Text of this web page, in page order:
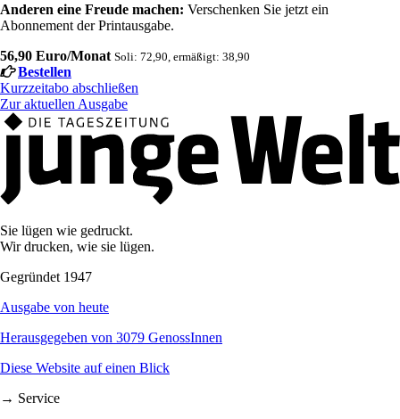
Anderen eine Freude machen: Verschenken Sie jetzt ein
Abonnement der Printausgabe.
56,90 Euro/Monat Soli: 72,90, ermäßigt: 38,90
Bestellen
Kurzzeitabo abschließen
Zur aktuellen Ausgabe
Sie lügen wie gedruckt.
Wir drucken, wie sie lügen.
Gegründet 1947
Ausgabe von heute
Herausgegeben von 3079 GenossInnen
Diese Website auf einen Blick
→ Service